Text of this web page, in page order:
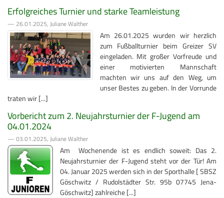
Erfolgreiches Turnier und starke Teamleistung
— 26.01.2025, Juliane Walther
Am 26.01.2025 wurden wir herzlich
zum Fußballturnier beim Greizer SV
eingeladen. Mit großer Vorfreude und
einer motivierten Mannschaft
machten wir uns auf den Weg, um
unser Bestes zu geben. In der Vorrunde
traten wir [...]
Vorbericht zum 2. Neujahrsturnier der F-Jugend am
04.01.2024
— 03.01.2025, Juliane Walther
Am Wochenende ist es endlich soweit: Das 2.
Neujahrsturnier der F-Jugend steht vor der Tür! Am
04. Januar 2025 werden sich in der Sporthalle [ SBSZ
Göschwitz / Rudolstädter Str. 95b 07745 Jena-
Göschwitz] zahlreiche [...]